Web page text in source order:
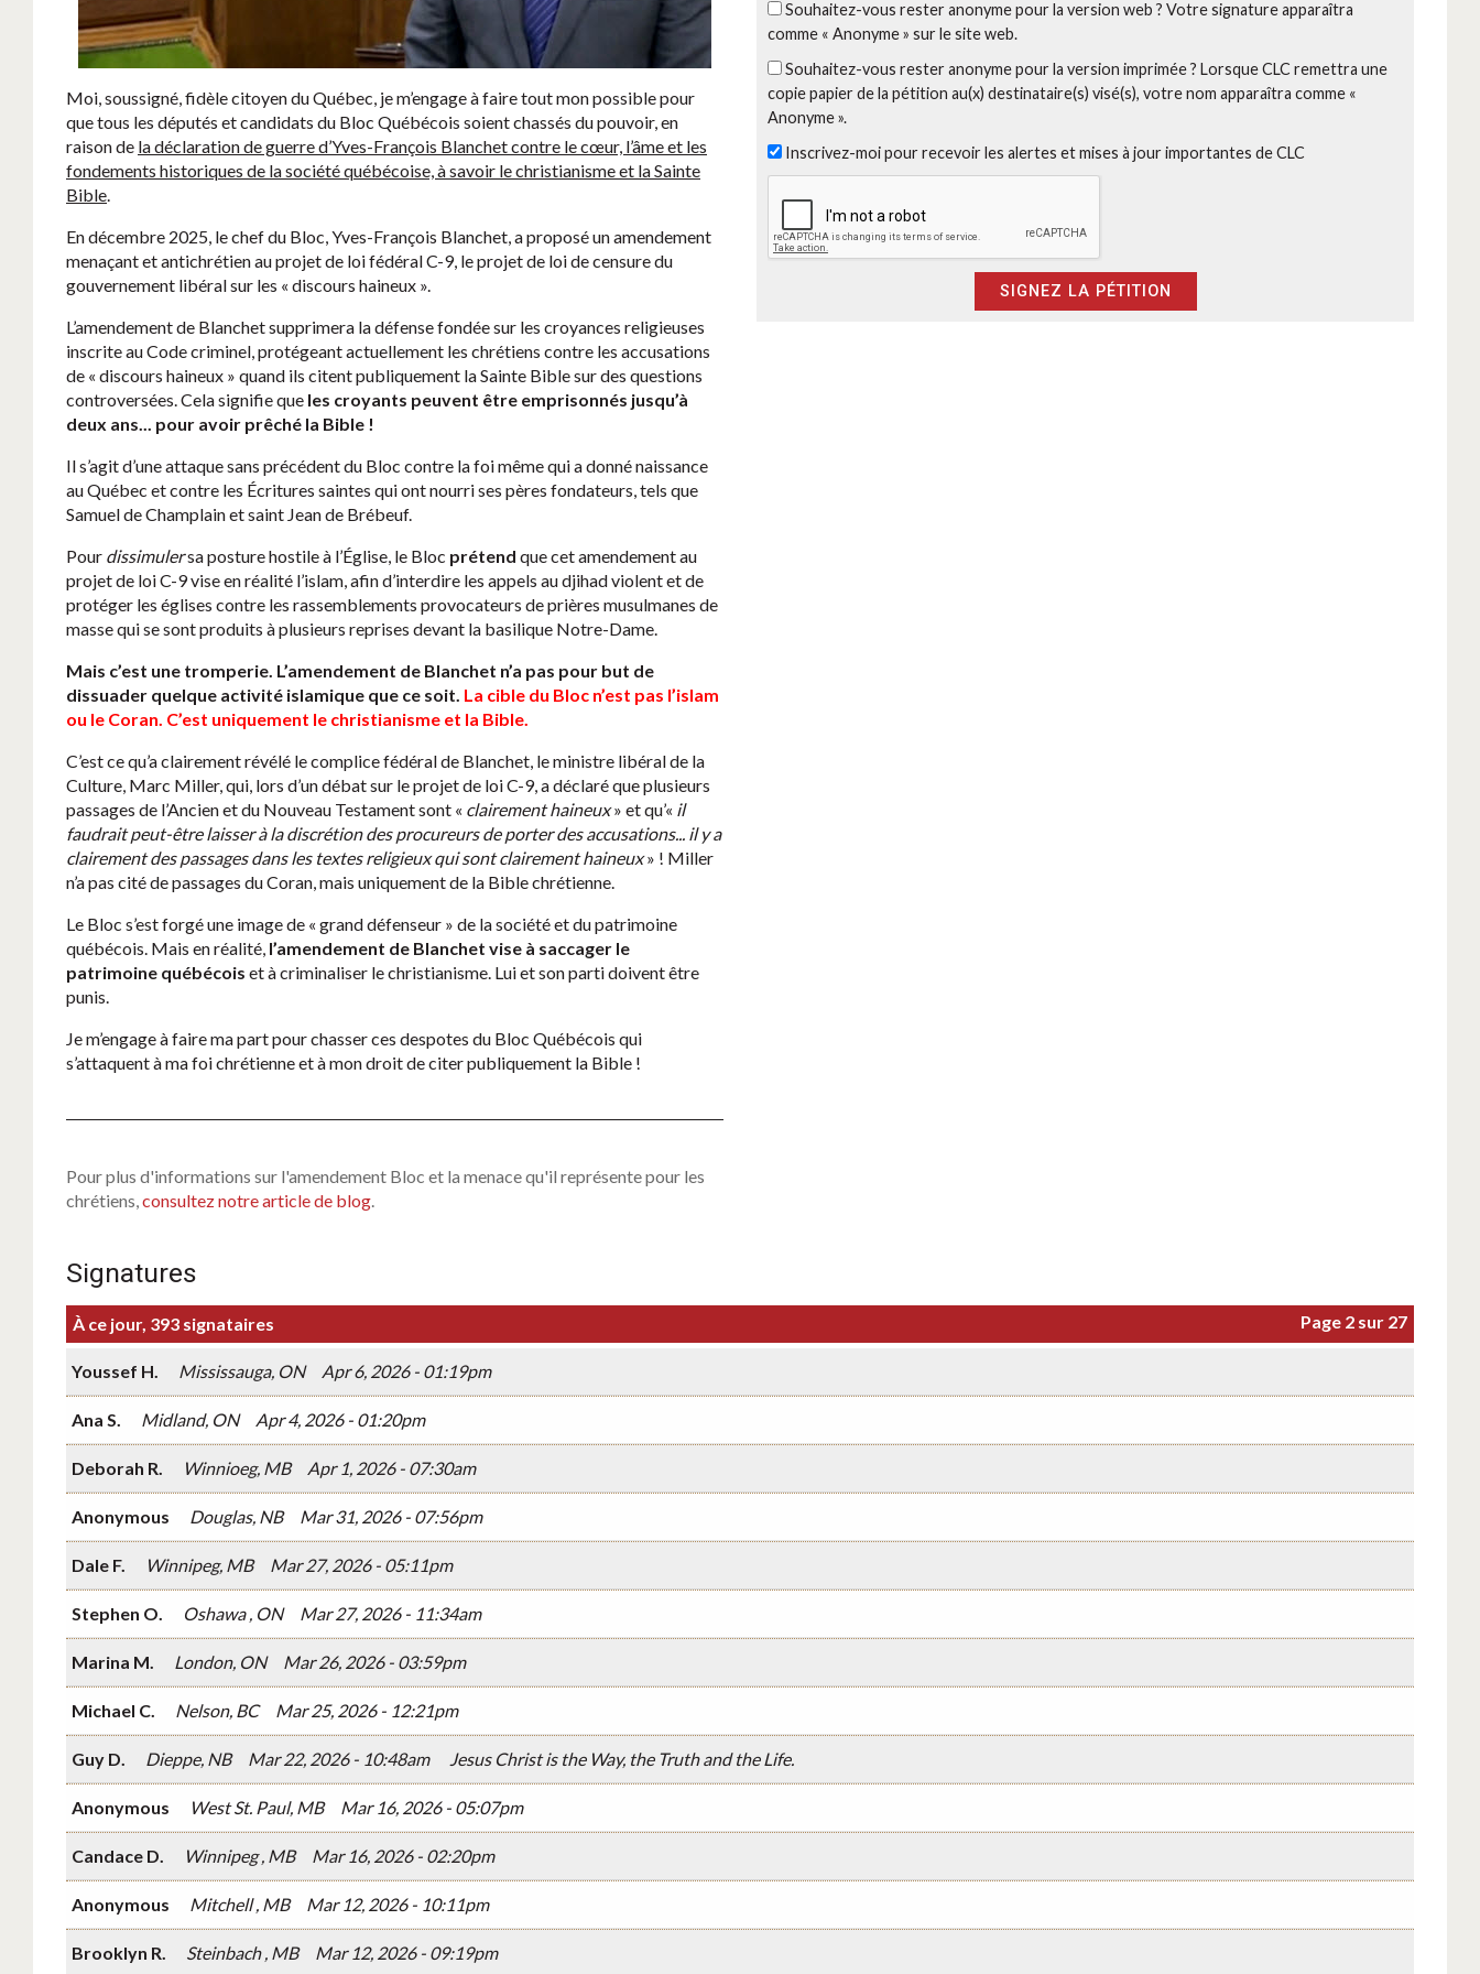
Moi, soussigné, fidèle citoyen du Québec, je m’engage à faire tout mon possible pour
que tous les députés et candidats du Bloc Québécois soient chassés du pouvoir, en
raison de la déclaration de guerre d’Yves-François Blanchet contre le cœur, l’âme et les
fondements historiques de la société québécoise, à savoir le christianisme et la Sainte
Bible.
En décembre 2025, le chef du Bloc, Yves-François Blanchet, a proposé un amendement
menaçant et antichrétien au projet de loi fédéral C-9, le projet de loi de censure du
gouvernement libéral sur les « discours haineux ».
L’amendement de Blanchet supprimera la défense fondée sur les croyances religieuses
inscrite au Code criminel, protégeant actuellement les chrétiens contre les accusations
de « discours haineux » quand ils citent publiquement la Sainte Bible sur des questions
controversées. Cela signifie que les croyants peuvent être emprisonnés jusqu’à
deux ans... pour avoir prêché la Bible !
Il s’agit d’une attaque sans précédent du Bloc contre la foi même qui a donné naissance
au Québec et contre les Écritures saintes qui ont nourri ses pères fondateurs, tels que
Samuel de Champlain et saint Jean de Brébeuf.
Pour dissimulersa posture hostile à l’Église, le Bloc prétend que cet amendement au
projet de loi C-9 vise en réalité l’islam, afin d’interdire les appels au djihad violent et de
protéger les églises contre les rassemblements provocateurs de prières musulmanes de
masse qui se sont produits à plusieurs reprises devant la basilique Notre-Dame.
Mais c’est une tromperie. L’amendement de Blanchet n’a pas pour but de
dissuader quelque activité islamique que ce soit. La cible du Bloc n’est pas l’islam
ou le Coran. C’est uniquement le christianisme et la Bible.
C’est ce qu’a clairement révélé le complice fédéral de Blanchet, le ministre libéral de la
Culture, Marc Miller, qui, lors d’un débat sur le projet de loi C-9, a déclaré que plusieurs
passages de l’Ancien et du Nouveau Testament sont « clairement haineux» et qu’« il
faudrait peut-être laisser à la discrétion des procureurs de porter des accusations... il y a
clairement des passages dans les textes religieux qui sont clairement haineux» ! Miller
n’a pas cité de passages du Coran, mais uniquement de la Bible chrétienne.
Le Bloc s’est forgé une image de « grand défenseur » de la société et du patrimoine
québécois. Mais en réalité, l’amendement de Blanchet vise à saccager le
patrimoine québécois et à criminaliser le christianisme. Lui et son parti doivent être
punis.
Je m’engage à faire ma part pour chasser ces despotes du Bloc Québécois qui
s’attaquent à ma foi chrétienne et à mon droit de citer publiquement la Bible !
Pour plus d'informations sur l'amendement Bloc et la menace qu'il représente pour les
chrétiens,consultez notre article de blog.
Souhaitez-vous rester anonyme pour la version web ? Votre signature apparaîtra
comme « Anonyme » sur le site web.
Souhaitez-vous rester anonyme pour la version imprimée ? Lorsque CLC remettra une
copie papier de la pétition au(x) destinataire(s) visé(s), votre nom apparaîtra comme «
Anonyme ».
Inscrivez-moi pour recevoir les alertes et mises à jour importantes de CLC
Signatures
À ce jour, 393 signataires Page 2 sur 27
Youssef H. Mississauga, ON Apr 6, 2026 - 01:19pm
Ana S. Midland, ON Apr 4, 2026 - 01:20pm
Deborah R. Winnioeg, MB Apr 1, 2026 - 07:30am
Anonymous Douglas, NB Mar 31, 2026 - 07:56pm
Dale F. Winnipeg, MB Mar 27, 2026 - 05:11pm
Stephen O. Oshawa , ON Mar 27, 2026 - 11:34am
Marina M. London, ON Mar 26, 2026 - 03:59pm
Michael C. Nelson, BC Mar 25, 2026 - 12:21pm
Guy D. Dieppe, NB Mar 22, 2026 - 10:48am Jesus Christ is the Way, the Truth and the Life.
Anonymous West St. Paul, MB Mar 16, 2026 - 05:07pm
Candace D. Winnipeg , MB Mar 16, 2026 - 02:20pm
Anonymous Mitchell , MB Mar 12, 2026 - 10:11pm
Brooklyn R. Steinbach , MB Mar 12, 2026 - 09:19pm